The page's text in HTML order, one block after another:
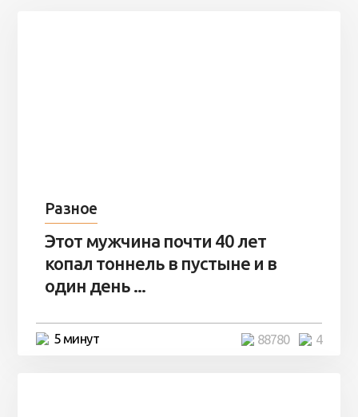
Разное
Этот мужчина почти 40 лет
копал тоннель в пустыне и в
один день ...
5 минут 4
88780